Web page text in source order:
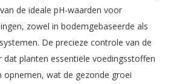
de ideale pH-waarden voor
zowel in bodemgebaseerde als
De precieze controle van de
dat planten essentiële voedingsstoffen
opnemen, wat de gezonde groei